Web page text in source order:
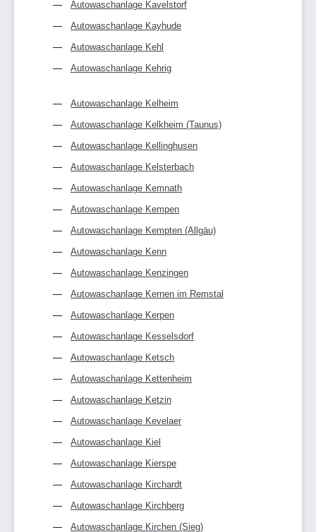
Autowaschanlage Kavelstorf
Autowaschanlage Kayhude
Autowaschanlage Kehl
Autowaschanlage Kehrig
Autowaschanlage Kelheim
Autowaschanlage Kelkheim (Taunus)
Autowaschanlage Kellinghusen
Autowaschanlage Kelsterbach
Autowaschanlage Kemnath
Autowaschanlage Kempen
Autowaschanlage Kempten (Allgäu)
Autowaschanlage Kenn
Autowaschanlage Kenzingen
Autowaschanlage Kernen im Remstal
Autowaschanlage Kerpen
Autowaschanlage Kesselsdorf
Autowaschanlage Ketsch
Autowaschanlage Kettenheim
Autowaschanlage Ketzin
Autowaschanlage Kevelaer
Autowaschanlage Kiel
Autowaschanlage Kierspe
Autowaschanlage Kirchardt
Autowaschanlage Kirchberg
Autowaschanlage Kirchen (Sieg)